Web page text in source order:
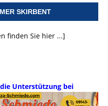
SKIRBENT
finden Sie hier ...]
Unterstützung bei